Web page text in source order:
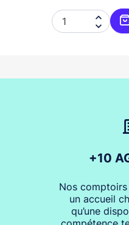


+10
Nos
un accueil
qu’une